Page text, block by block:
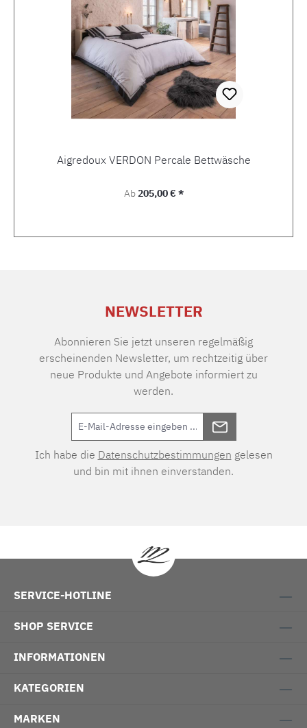
Aigredoux VERDON Percale Bettwäsche
Regulärer Preis:
Ab205,00 € *
NEWSLETTER
Abonnieren Sie jetzt unseren regelmäßig
erscheinenden Newsletter, um rechtzeitig über
neue Produkte und Angebote informiert zu
werden.
Ich habe die Datenschutzbestimmungen gelesen
und bin mit ihnen einverstanden.
SERVICE-HOTLINE
SHOP SERVICE
INFORMATIONEN
KATEGORIEN
MARKEN